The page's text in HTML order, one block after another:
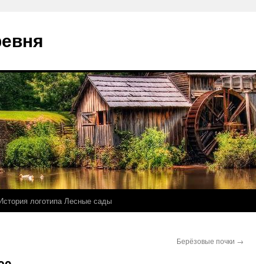
логотипа Лесные сады
Берёзовые почки →